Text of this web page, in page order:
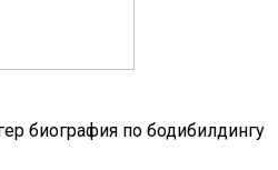
биография по бодибилдингу